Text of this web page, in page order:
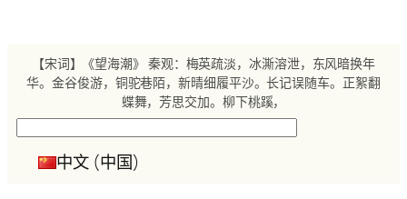
【宋词】《望海潮》 秦观：梅英疏淡，冰澌溶泄，东风暗换年
华。金谷俊游，铜驼巷陌，新晴细履平沙。长记误随车。正絮翻
蝶舞，芳思交加。柳下桃蹊，
中文 (中国)